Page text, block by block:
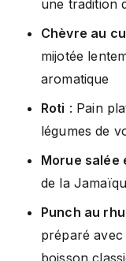
une tradition
Chèvre au
mijotée
aromatique
Roti : Pain
légumes de
Morue salée
de la
Punch au
préparé
boisson